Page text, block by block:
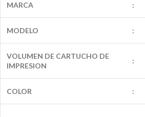
MARCA :
MODELO :
VOLUMEN DE CARTUCHO DE
IMPRESION
:
COLOR :